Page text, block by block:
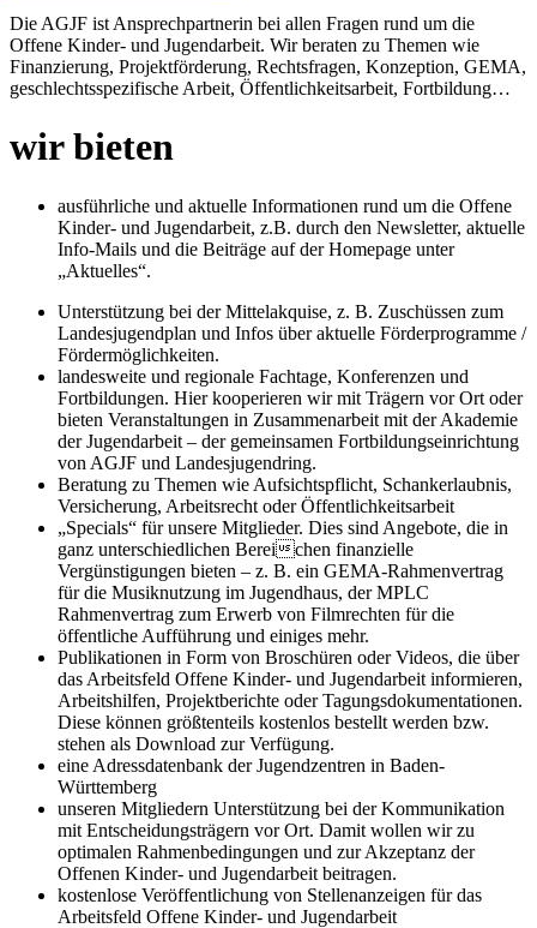
Die AGJF ist Ansprechpartnerin bei allen Fragen rund um die
Offene Kinder- und Jugendarbeit. Wir beraten zu Themen wie
Finanzierung, Projektförderung, Rechtsfragen, Konzeption, GEMA,
geschlechtsspezifische Arbeit, Öffentlichkeitsarbeit, Fortbildung…
wir bieten
ausführliche und aktuelle Informationen rund um die Offene
Kinder- und Jugendarbeit, z.B. durch den Newsletter, aktuelle
Info-Mails und die Beiträge auf der Homepage unter
„Aktuelles“.
Unterstützung bei der Mittelakquise, z. B. Zuschüssen zum
Landesjugendplan und Infos über aktuelle Förderprogramme /
Fördermöglichkeiten.
landesweite und regionale Fachtage, Konferenzen und
Fortbildungen. Hier kooperieren wir mit Trägern vor Ort oder
bieten Veranstaltungen in Zusammenarbeit mit der Akademie
der Jugendarbeit – der gemeinsamen Fortbildungseinrichtung
von AGJF und Landesjugendring.
Beratung zu Themen wie Aufsichtspflicht, Schankerlaubnis,
Versicherung, Arbeitsrecht oder Öffentlichkeitsarbeit
„Specials“ für unsere Mitglieder. Dies sind Angebote, die in
ganz unterschiedlichen Bereichen finanzielle
Vergünstigungen bieten – z. B. ein GEMA-Rahmenvertrag
für die Musiknutzung im Jugendhaus, der MPLC
Rahmenvertrag zum Erwerb von Filmrechten für die
öffentliche Aufführung und einiges mehr.
Publikationen in Form von Broschüren oder Videos, die über
das Arbeitsfeld Offene Kinder- und Jugendarbeit informieren,
Arbeitshilfen, Projektberichte oder Tagungsdokumentationen.
Diese können größtenteils kostenlos bestellt werden bzw.
stehen als Download zur Verfügung.
eine Adressdatenbank der Jugendzentren in Baden-
Württemberg
unseren Mitgliedern Unterstützung bei der Kommunikation
mit Entscheidungsträgern vor Ort. Damit wollen wir zu
optimalen Rahmenbedingungen und zur Akzeptanz der
Offenen Kinder- und Jugendarbeit beitragen.
kostenlose Veröffentlichung von Stellenanzeigen für das
Arbeitsfeld Offene Kinder- und Jugendarbeit